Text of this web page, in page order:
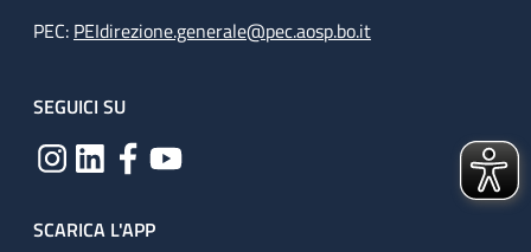
PEC: PEIdirezione.generale@pec.aosp.bo.it
SEGUICI SU
SCARICA L'APP